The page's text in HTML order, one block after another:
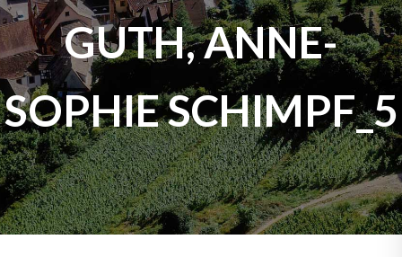
GUTH, ANNE-
SOPHIE SCHIMPF_5